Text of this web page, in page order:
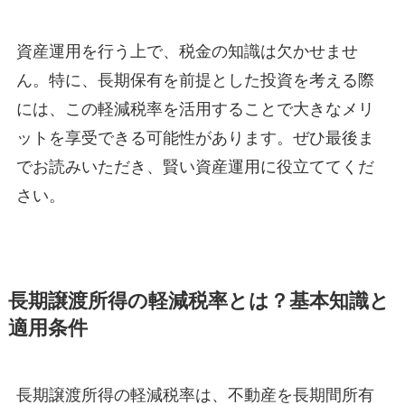
資産運用を行う上で、税金の知識は欠かせませ
ん。特に、長期保有を前提とした投資を考える際
には、この軽減税率を活用することで大きなメリ
ットを享受できる可能性があります。ぜひ最後ま
でお読みいただき、賢い資産運用に役立ててくだ
さい。
長期譲渡所得の軽減税率とは？基本知識と
適用条件
長期譲渡所得の軽減税率は、不動産を長期間所有